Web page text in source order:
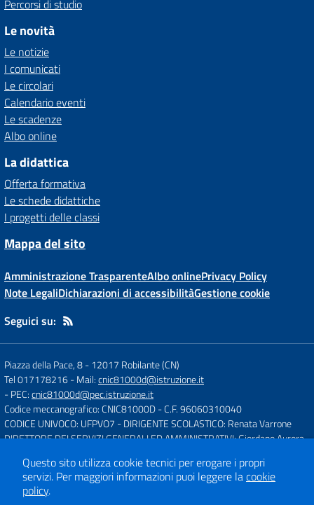
Percorsi di studio
Le novità
Le notizie
I comunicati
Le circolari
Calendario eventi
Le scadenze
Albo online
La didattica
Offerta formativa
Le schede didattiche
I progetti delle classi
Mappa del sito
Amministrazione TrasparenteAlbo onlinePrivacy Policy
Note LegaliDichiarazioni di accessibilitàGestione cookie
Seguici su:
Piazza della Pace, 8-12017 Robilante (CN)
Tel 017178216- Mail:cnic81000d@istruzione.it
- PEC:cnic81000d@pec.istruzione.it
Codice meccanografico: CNIC81000D- C.F. 96060310040
CODICE UNIVOCO: UFPVO7 - DIRIGENTE SCOLASTICO: Renata Varrone
DIRETTORE DEI SERVIZI GENERALI ED AMMINISTRATIVI: Giordano Aurora
Concept & Design by
Designers Italia
Questo sito utilizza cookie tecnici per erogare i propri
servizi. Per maggiori informazioni puoi leggere lacookie
policy.